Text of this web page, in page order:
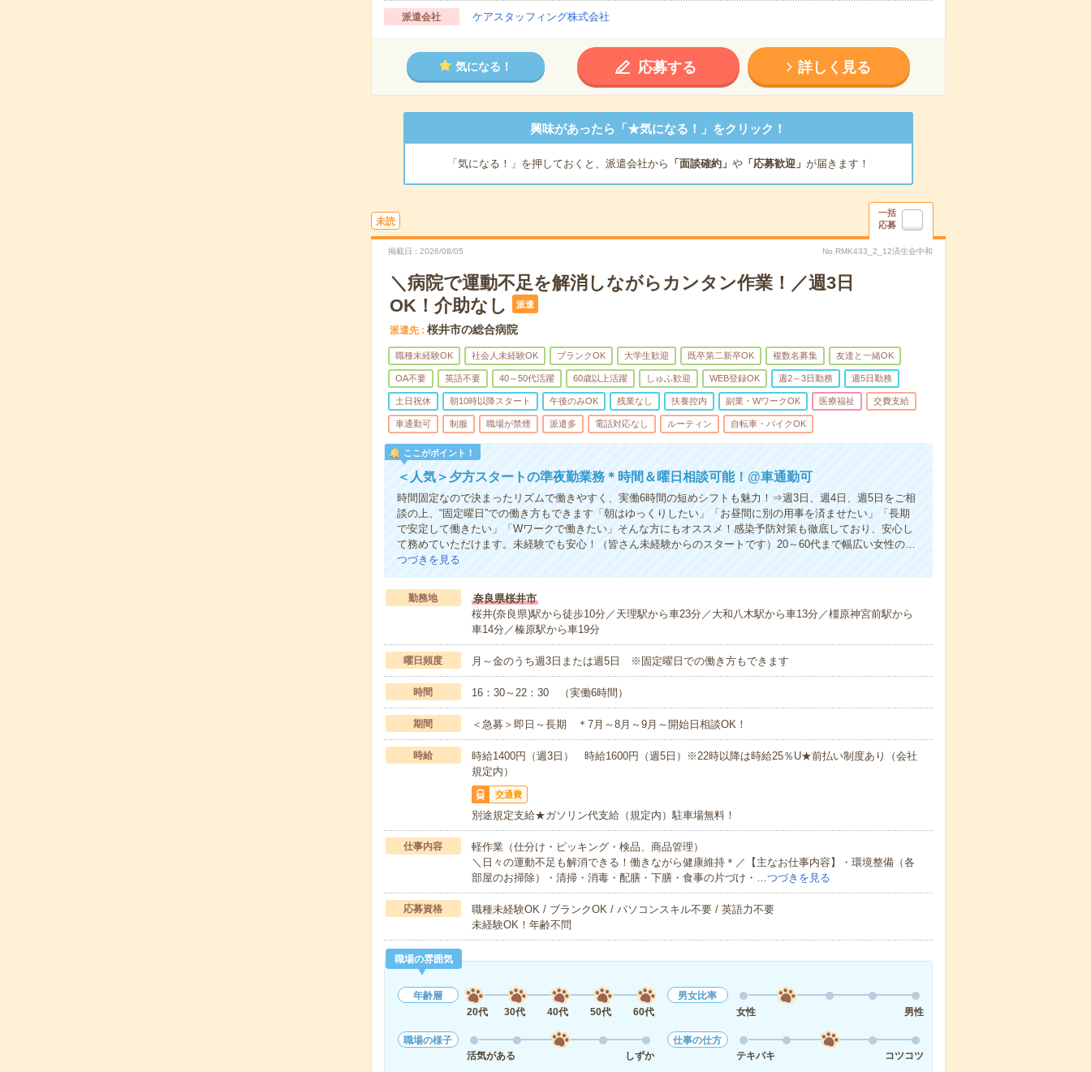
派遣会社 ケアスタッフィング株式会社
気になる！ 応募する 詳しく見る
興味があったら「★気になる！」をクリック！
「気になる！」を押しておくと、派遣会社から 「面談確約」 や「応募歓迎」 が届きます！
未読
一括
応募
掲載日 2026/08/05 No.RMK433_2_12済生会中和
＼病院で運動不足を解消しながらカンタン作業！／週3日
OK！介助なし
派遣
派遣先 桜井市の総合病院
職種未経験OK 社会人未経験OK ブランクOK 大学生歓迎 既卒第二新卒OK 複数名募集 友達と一緒OK
OA不要 英語不要 40～50代活躍 60歳以上活躍 しゅふ歓迎 WEB登録OK 週2～3日勤務 週5日勤務
土日祝休 朝10時以降スタート 午後のみOK 残業なし 扶養控内 副業・WワークOK 医療福祉 交費支給
車通勤可 制服 職場が禁煙 派遣多 電話対応なし ルーティン 自転車・バイクOK
ここがポイント！
＜人気＞夕方スタートの準夜勤業務＊時間＆曜日相談可能！@車通勤可
時間固定なので決まったリズムで働きやすく、実働6時間の短めシフトも魅力！⇒週3日、週4日、週5日をご相
談の上、“固定曜日”での働き方もできます「朝はゆっくりしたい」「お昼間に別の用事を済ませたい」「長期
で安定して働きたい」「Wワークで働きたい」そんな方にもオススメ！感染予防対策も徹底しており、安心し
て務めていただけます。未経験でも安心！（皆さん未経験からのスタートです）20～60代まで幅広い女性の…
つづきを見る
勤務地
奈良県桜井市
桜井(奈良県)駅から徒歩10分／天理駅から車23分／大和八木駅から車13分／橿原神宮前駅から
車14分／榛原駅から車19分
曜日頻度 月～金のうち週3日または週5日 ※固定曜日での働き方もできます
時間 16：30～22：30 （実働6時間）
期間 ＜急募＞即日～長期 ＊7月～8月～9月～開始日相談OK！
時給
時給1400円（週3日） 時給1600円（週5日）※22時以降は時給25％U★前払い制度あり（会社
規定内）
交通費
別途規定支給★ガソリン代支給（規定内）駐車場無料！
仕事内容
軽作業（仕分け・ピッキング・検品、商品管理）
＼日々の運動不足も解消できる！働きながら健康維持＊／【主なお仕事内容】・環境整備（各
部屋のお掃除）・清掃・消毒・配膳・下膳・食事の片づけ・…つづきを見る
応募資格
職種未経験OK / ブランクOK / パソコンスキル不要 / 英語力不要
未経験OK！年齢不問
職場の雰囲気
年齢層
20代
30代 40代 50代 60代
男女比率
女性
男性
職場の様子
活気がある
しずか
仕事の仕方
テキパキ
コツコツ